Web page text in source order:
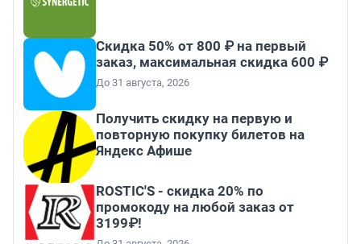
Скидка 50% от 800 ₽ на первый
заказ, максимальная скидка 600 ₽
До 31 августа, 2026
Получить скидку на первую и
повторную покупку билетов на
Яндекс Афише
ROSTIC'S - скидка 20% по
промокоду на любой заказ от
3199₽!